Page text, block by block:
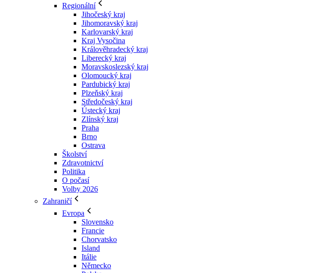
Regionální
Jihočeský kraj
Jihomoravský kraj
Karlovarský kraj
Kraj Vysočina
Králověhradecký kraj
Liberecký kraj
Moravskoslezský kraj
Olomoucký kraj
Pardubický kraj
Plzeňský kraj
Středočeský kraj
Ústecký kraj
Zlínský kraj
Praha
Brno
Ostrava
Školství
Zdravotnictví
Politika
O počasí
Volby 2026
Zahraničí
Evropa
Slovensko
Francie
Chorvatsko
Island
Itálie
Německo